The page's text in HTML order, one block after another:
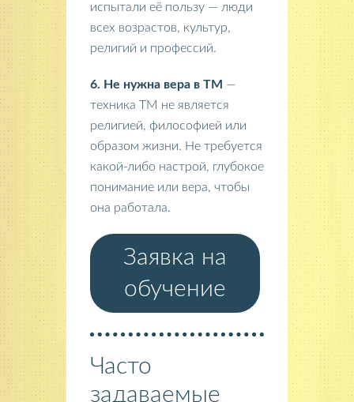
испытали её пользу — люди
всех возрастов, культур,
религий и профессий.
6. Не нужна вера в ТМ —
техника ТМ не является
религией, философией или
образом жизни. Не требуется
какой-либо настрой, глубокое
понимание или вера, чтобы
она работала.
Заявка на
обучение
Часто
задаваемые